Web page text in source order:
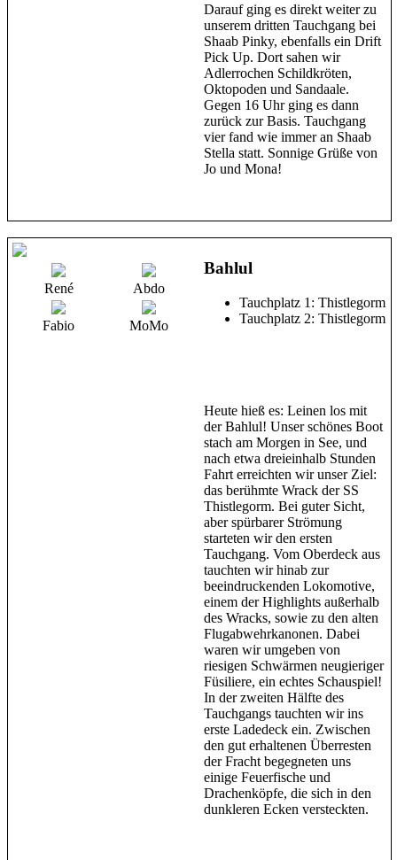
Darauf ging es direkt weiter zu
unserem dritten Tauchgang bei
Shaab Pinky, ebenfalls ein Drift
Pick Up. Dort sahen wir
Adlerrochen Schildkröten,
Oktopoden und Sandaale.
Gegen 16 Uhr ging es dann
zurück zur Basis. Tauchgang
vier fand wie immer an Shaab
Stella statt. Sonnige Grüße von
Jo und Mona!
René Abdo
Fabio MoMo
Bahlul
Tauchplatz 1: Thistlegorm
Tauchplatz 2: Thistlegorm
Heute hieß es: Leinen los mit
der Bahlul! Unser schönes Boot
stach am Morgen in See, und
nach etwa dreieinhalb Stunden
Fahrt erreichten wir unser Ziel:
das berühmte Wrack der SS
Thistlegorm. Bei guter Sicht,
aber spürbarer Strömung
starteten wir den ersten
Tauchgang. Vom Oberdeck aus
tauchten wir hinab zur
beeindruckenden Lokomotive,
einem der Highlights außerhalb
des Wracks, sowie zu den alten
Flugabwehrkanonen. Dabei
waren wir umgeben von
riesigen Schwärmen neugieriger
Füsiliere, ein echtes Schauspiel!
In der zweiten Hälfte des
Tauchgangs tauchten wir ins
erste Ladedeck ein. Zwischen
den gut erhaltenen Überresten
der Fracht begegneten uns
einige Feuerfische und
Drachenköpfe, die sich in den
dunkleren Ecken versteckten.